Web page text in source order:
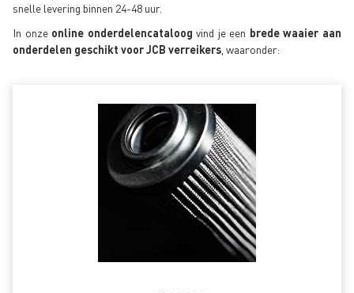
snelle levering binnen 24-48 uur.
In onze online onderdelencataloog vind je een brede waaier aan
onderdelen geschikt voor JCB verreikers , waaronder: